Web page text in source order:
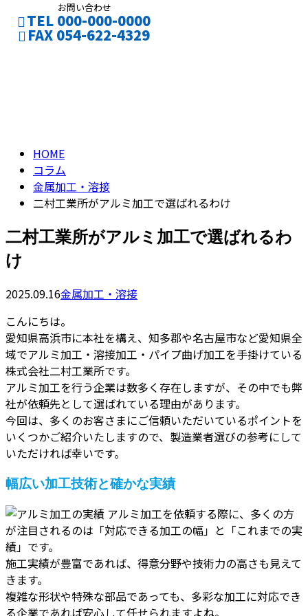
お問い合わせ
TEL 000-000-0000
FAX 054-622-4329
HOME
コラム
金属加工・溶接
二村工業所がアルミ加工で選ばれるわけ
二村工業所がアルミ加工で選ばれるわ
け
2025.09.16金属加工・溶接
こんにちは。
愛知県高浜市に本社を構え、知多郡や名古屋市など愛知県全
域でアルミ加工・溶接加工・パイプ曲げ加工を手掛けている
株式会社二村工業所です。
アルミ加工を行う企業は数多く存在しますが、その中でも弊
社が依頼先として選ばれている理由があります。
今回は、多くのお客さまにご信頼いただいているポイントを
いくつかご紹介いたしますので、製造業者選びの参考にして
いただければ幸いです。
幅広い加工技術と確かな実績
アルミ加工を依頼する際に、多くの方
が注目されるのは「対応できる加工の幅」と「これまでの実
績」です。
施工実績が豊富であれば、得意分野や技術力の高さも見えて
きます。
複雑な形状や特殊な部品であっても、多彩な加工に対応でき